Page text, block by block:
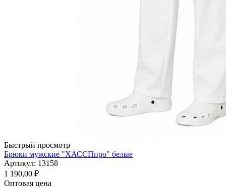
Быстрый просмотр
Брюки мужские "ХАССПпро" белые
Артикул: 13158
1 190,00 ₽
Оптовая цена